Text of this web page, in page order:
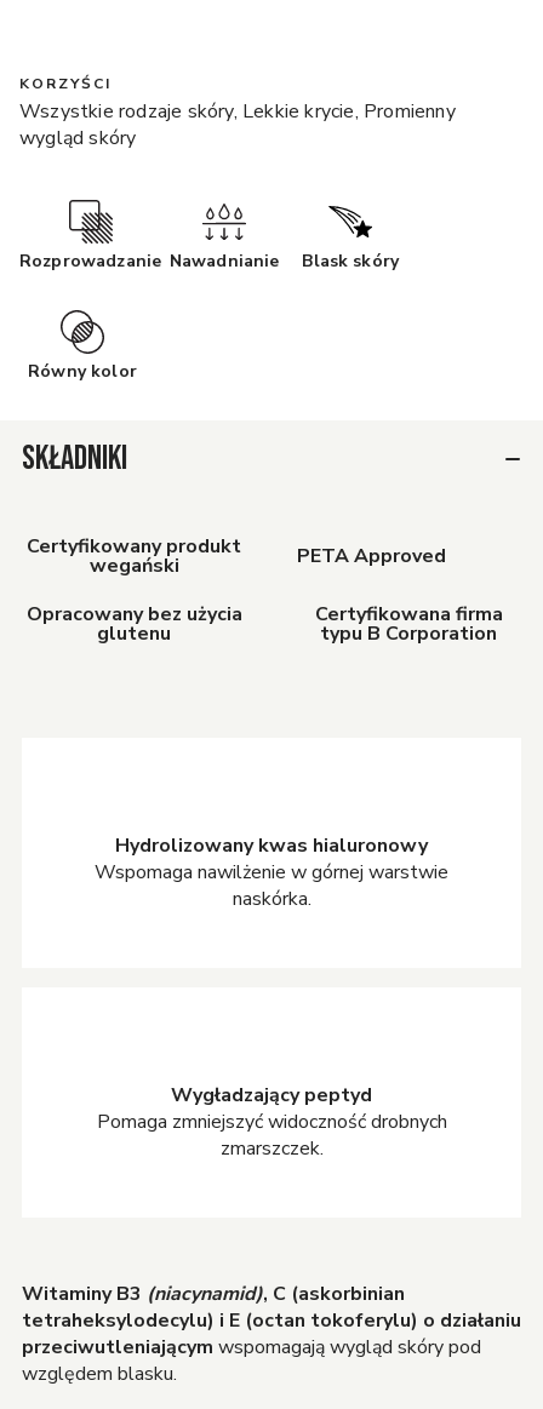
KORZYŚCI
Wszystkie rodzaje skóry, Lekkie krycie, Promienny
wygląd skóry
Rozprowadzanie Nawadnianie Blask skóry
Równy kolor
SKŁADNIKI
Certyfikowany produkt
wegański PETA Approved
Opracowany bez użycia
glutenu
Certyfikowana firma
typu B Corporation
Hydrolizowany kwas hialuronowy
Wspomaga nawilżenie w górnej warstwie
naskórka.
Wygładzający peptyd
Pomaga zmniejszyć widoczność drobnych
zmarszczek.
Witaminy B3 (niacynamid), C (askorbinian
tetraheksylodecylu) i E (octan tokoferylu) o działaniu
przeciwutleniającym wspomagają wygląd skóry pod
względem blasku.